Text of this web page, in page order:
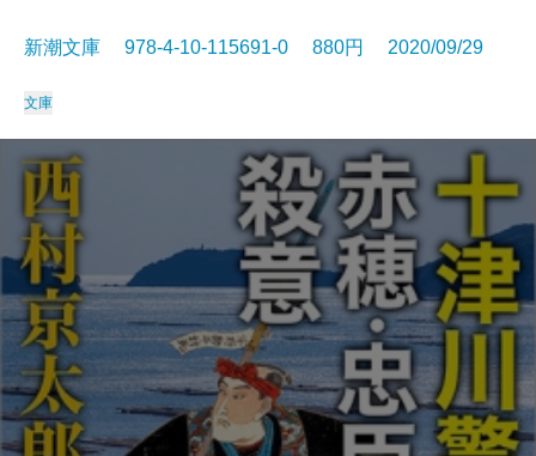
新潮文庫 978-4-10-115691-0 880円 2020/09/29
文庫